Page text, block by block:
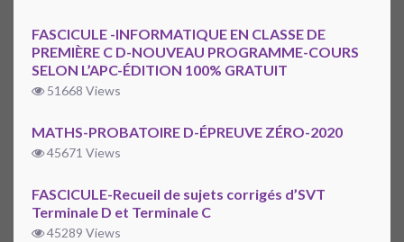
FASCICULE -INFORMATIQUE EN CLASSE DE
PREMIÈRE C D-NOUVEAU PROGRAMME-COURS
SELON L’APC-ÉDITION 100% GRATUIT
51668 Views
MATHS-PROBATOIRE D-ÉPREUVE ZÉRO-2020
45671 Views
FASCICULE-Recueil de sujets corrigés d’SVT
Terminale D et Terminale C
45289 Views